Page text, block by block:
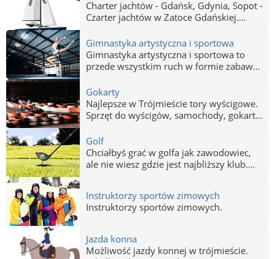
Zapoznaj się z ofertą firm z Gdańska
Gdyni i Sopotu wypożyczających
jednostki motorowe i żaglowe wraz z
obsadą.
Charter jachtów - Gdańsk, Gdynia, Sopot -
Czarter jachtów w Zatoce Gdańskiej.
niejednej osoby spełnienie marzeń! Może
warto skusić się na czarter lub wynajęcie
jachtu albo łodzi? Sprawdź oferty
wynajmu i czarteru jachtów w
Trójmieście.
Gimnastyka artystyczna i sportowa
Gimnastyka artystyczna i sportowa to
przede wszystkim ruch w formie zabawy.
poprawisz koordynację. Zajęcia dla
małych i dużych w Gdańsku, Gdyni i
Sopocie.
Gokarty
Najlepsze w Trójmieście tory wyścigowe.
Sprzęt do wyścigów, samochody, gokarty.
bezpiecznie. Gokarty Gdańsk, Gdynia,
Sopot - Gokarty Trójmiasto.
Golf
Chciałbyś grać w golfa jak zawodowiec,
ale nie wiesz gdzie jest najbliższy klub.
kije do gry, pola golfowe, profesjonalne
obuwie do gry.
Instruktorzy sportów zimowych
Instruktorzy sportów zimowych.
Jazda konna
Możliwość jazdy konnej w trójmieście.